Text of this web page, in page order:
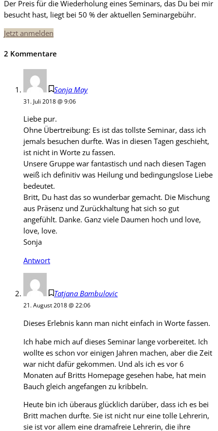
Der Preis für die Wiederholung eines Seminars, das Du bei mir
besucht hast, liegt bei 50 % der aktuellen Seminargebühr.
Jetzt anmelden
2 Kommentare
Sonja May
31. Juli 2018 @ 9:06
Liebe pur.
Ohne Übertreibung: Es ist das tollste Seminar, dass ich
jemals besuchen durfte. Was in diesen Tagen geschieht,
ist nicht in Worte zu fassen.
Unsere Gruppe war fantastisch und nach diesen Tagen
weiß ich definitiv was Heilung und bedingungslose Liebe
bedeutet.
Britt, Du hast das so wunderbar gemacht. Die Mischung
aus Präsenz und Zurückhaltung hat sich so gut
angefühlt. Danke. Ganz viele Daumen hoch und love,
love, love.
Sonja
Antwort
Tatjana Bambulovic
21. August 2018 @ 22:06
Dieses Erlebnis kann man nicht einfach in Worte fassen.
Ich habe mich auf dieses Seminar lange vorbereitet. Ich
wollte es schon vor einigen Jahren machen, aber die Zeit
war nicht dafür gekommen. Und als ich es vor 6
Monaten auf Britts Homepage gesehen habe, hat mein
Bauch gleich angefangen zu kribbeln.
Heute bin ich überaus glücklich darüber, dass ich es bei
Britt machen durfte. Sie ist nicht nur eine tolle Lehrerin,
sie ist vor allem eine dramafreie Lehrerin, die ihre